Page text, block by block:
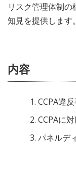
リスク管理体制
知見を提供します。
内容
CCPA違
CCPAに
パネルデ